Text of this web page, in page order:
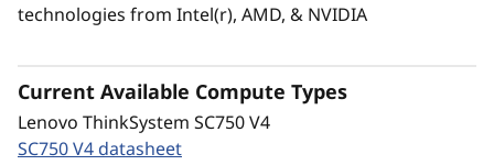
bandejas, cuatro Power Conversion Stations
elegante unidad con espacio, alimentación y
eficiencia de refrigeración optimizados en una
revolucionaria solución.
technologies from Intel(r), AMD, & NVIDIA
Current Available Compute Types
Lenovo ThinkSystem SC750 V4
SC750 V4 datasheet